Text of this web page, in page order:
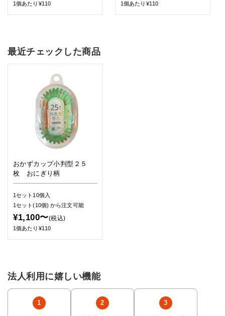
1個あたり¥110 1個あたり¥110
最近チェックした商品
おかずカップ小判型２５
枚 おにぎり柄
1セット10個入
1セット(10個)から注文可能
¥1,100〜(税込)
1個あたり¥110
法人利用に嬉しい機能